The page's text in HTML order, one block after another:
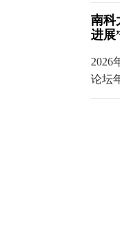
向及
南科
进展
2026
论坛